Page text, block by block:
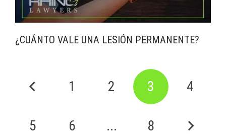
¿CUÁNTO VALE UNA LESIÓN PERMANENTE?
1 2 3 4
5 6 ... 8